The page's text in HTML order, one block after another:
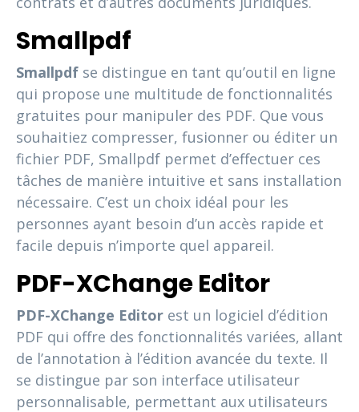
Smallpdf
Smallpdf se distingue en tant qu’outil en ligne
qui propose une multitude de fonctionnalités
gratuites pour manipuler des PDF. Que vous
souhaitiez compresser, fusionner ou éditer un
fichier PDF, Smallpdf permet d’effectuer ces
tâches de manière intuitive et sans installation
nécessaire. C’est un choix idéal pour les
personnes ayant besoin d’un accès rapide et
facile depuis n’importe quel appareil.
PDF-XChange Editor
PDF-XChange Editor est un logiciel d’édition
PDF qui offre des fonctionnalités variées, allant
de l’annotation à l’édition avancée du texte. Il
se distingue par son interface utilisateur
personnalisable, permettant aux utilisateurs